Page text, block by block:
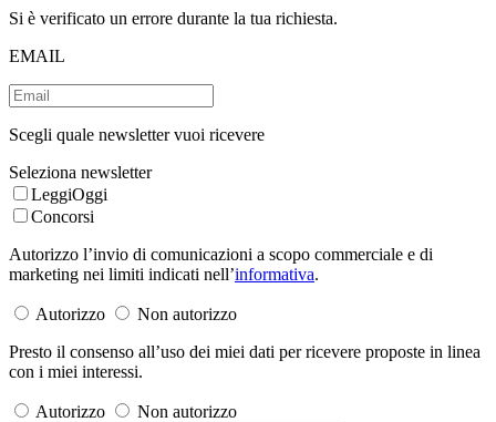
Si è verificato un errore durante la tua richiesta.
EMAIL
Scegli quale newsletter vuoi ricevere
Seleziona newsletter
LeggiOggi
Concorsi
Autorizzo l’invio di comunicazioni a scopo commerciale e di
marketing nei limiti indicati nell’informativa.
Autorizzo
Non autorizzo
Presto il consenso all’uso dei miei dati per ricevere proposte in linea
con i miei interessi.
Autorizzo Non autorizzo